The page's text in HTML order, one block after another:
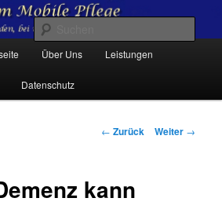
Über Uns Leistungen
Datenschutz
Beitrags-
← Zurück Weiter →
kann